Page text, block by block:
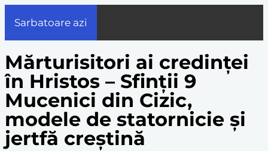
Sarbatoare azi
Mărturisitori ai credinței
în Hristos – Sfinții 9
Mucenici din Cizic,
modele de statornicie și
jertfă creștină